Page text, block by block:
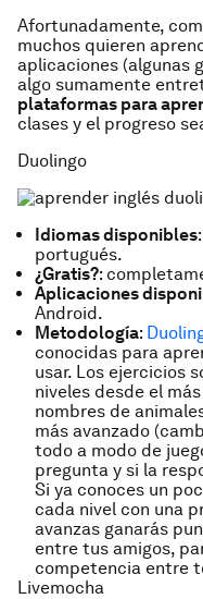
Afortunadamente,
muchos quieren
aplicaciones (algunas
algo sumamente
plataformas para
clases y el progreso
Duolingo
Idiomas disponibles
portugués.
¿Gratis?:
Aplicaciones
Android.
Metodología:
conocidas para
usar. Los ejercicios
niveles desde el
nombres de
más avanzado
todo a modo de
pregunta y si la
Si ya conoces un
cada nivel con una
avanzas ganarás
entre tus amigos,
competencia entre
Livemocha